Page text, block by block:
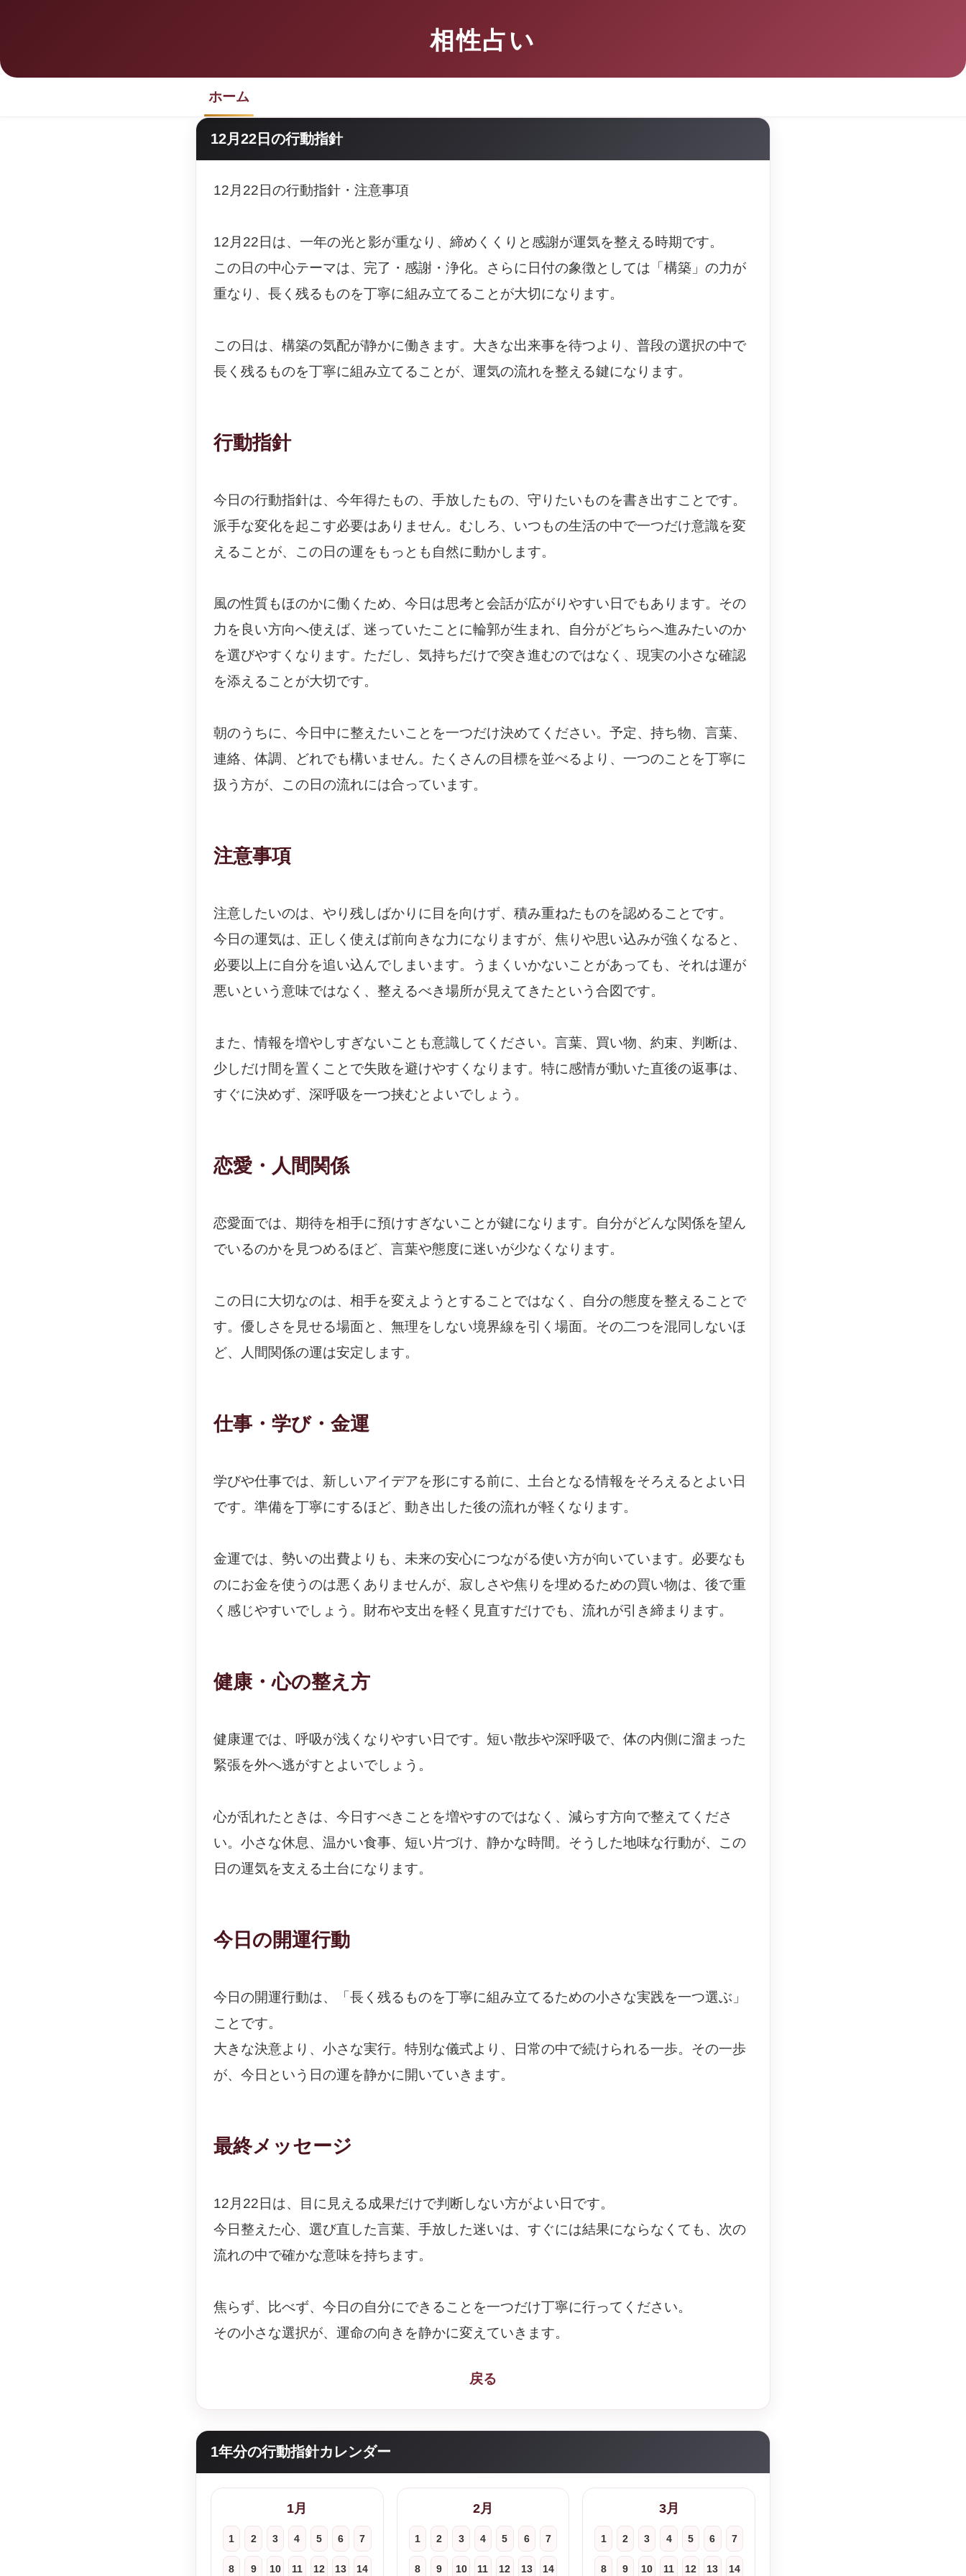
相性占い
ホーム
12月22日の行動指針
12月22日の行動指針・注意事項
12月22日は、一年の光と影が重なり、締めくくりと感謝が運気を整える時期です。
この日の中心テーマは、完了・感謝・浄化。さらに日付の象徴としては「構築」の力が
重なり、長く残るものを丁寧に組み立てることが大切になります。
この日は、構築の気配が静かに働きます。大きな出来事を待つより、普段の選択の中で
長く残るものを丁寧に組み立てることが、運気の流れを整える鍵になります。
行動指針
今日の行動指針は、今年得たもの、手放したもの、守りたいものを書き出すことです。
派手な変化を起こす必要はありません。むしろ、いつもの生活の中で一つだけ意識を変
えることが、この日の運をもっとも自然に動かします。
風の性質もほのかに働くため、今日は思考と会話が広がりやすい日でもあります。その
力を良い方向へ使えば、迷っていたことに輪郭が生まれ、自分がどちらへ進みたいのか
を選びやすくなります。ただし、気持ちだけで突き進むのではなく、現実の小さな確認
を添えることが大切です。
朝のうちに、今日中に整えたいことを一つだけ決めてください。予定、持ち物、言葉、
連絡、体調、どれでも構いません。たくさんの目標を並べるより、一つのことを丁寧に
扱う方が、この日の流れには合っています。
注意事項
注意したいのは、やり残しばかりに目を向けず、積み重ねたものを認めることです。
今日の運気は、正しく使えば前向きな力になりますが、焦りや思い込みが強くなると、
必要以上に自分を追い込んでしまいます。うまくいかないことがあっても、それは運が
悪いという意味ではなく、整えるべき場所が見えてきたという合図です。
また、情報を増やしすぎないことも意識してください。言葉、買い物、約束、判断は、
少しだけ間を置くことで失敗を避けやすくなります。特に感情が動いた直後の返事は、
すぐに決めず、深呼吸を一つ挟むとよいでしょう。
恋愛・人間関係
恋愛面では、期待を相手に預けすぎないことが鍵になります。自分がどんな関係を望ん
でいるのかを見つめるほど、言葉や態度に迷いが少なくなります。
この日に大切なのは、相手を変えようとすることではなく、自分の態度を整えることで
す。優しさを見せる場面と、無理をしない境界線を引く場面。その二つを混同しないほ
ど、人間関係の運は安定します。
仕事・学び・金運
学びや仕事では、新しいアイデアを形にする前に、土台となる情報をそろえるとよい日
です。準備を丁寧にするほど、動き出した後の流れが軽くなります。
金運では、勢いの出費よりも、未来の安心につながる使い方が向いています。必要なも
のにお金を使うのは悪くありませんが、寂しさや焦りを埋めるための買い物は、後で重
く感じやすいでしょう。財布や支出を軽く見直すだけでも、流れが引き締まります。
健康・心の整え方
健康運では、呼吸が浅くなりやすい日です。短い散歩や深呼吸で、体の内側に溜まった
緊張を外へ逃がすとよいでしょう。
心が乱れたときは、今日すべきことを増やすのではなく、減らす方向で整えてくださ
い。小さな休息、温かい食事、短い片づけ、静かな時間。そうした地味な行動が、この
日の運気を支える土台になります。
今日の開運行動
今日の開運行動は、「長く残るものを丁寧に組み立てるための小さな実践を一つ選ぶ」
ことです。
大きな決意より、小さな実行。特別な儀式より、日常の中で続けられる一歩。その一歩
が、今日という日の運を静かに開いていきます。
最終メッセージ
12月22日は、目に見える成果だけで判断しない方がよい日です。
今日整えた心、選び直した言葉、手放した迷いは、すぐには結果にならなくても、次の
流れの中で確かな意味を持ちます。
焦らず、比べず、今日の自分にできることを一つだけ丁寧に行ってください。
その小さな選択が、運命の向きを静かに変えていきます。
戻る
1年分の行動指針カレンダー
1月
1 2 3 4 5 6 7
8 9 10 11 12 13 14
2月
1 2 3 4 5 6 7
8 9 10 11 12 13 14
3月
1 2 3 4 5 6 7
8 9 10 11 12 13 14